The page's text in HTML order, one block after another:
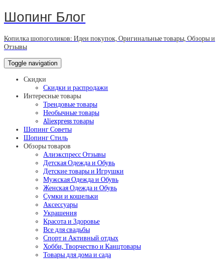
Шопинг Блог
Копилка шопоголиков: Идеи покупок, Оригинальные товары, Обзоры и
Отзывы
Toggle navigation
Скидки
Скидки и распродажи
Интересные товары
Трендовые товары
Необычные товары
Aliexpress товары
Шопинг Советы
Шопинг Стиль
Обзоры товаров
Алиэкспресс Отзывы
Детская Одежда и Обувь
Детские товары и Игрушки
Мужская Одежда и Обувь
Женская Одежда и Обувь
Сумки и кошельки
Аксессуары
Украшения
Красота и Здоровье
Все для свадьбы
Спорт и Активный отдых
Хобби, Творчество и Канцтовары
Товары для дома и сада